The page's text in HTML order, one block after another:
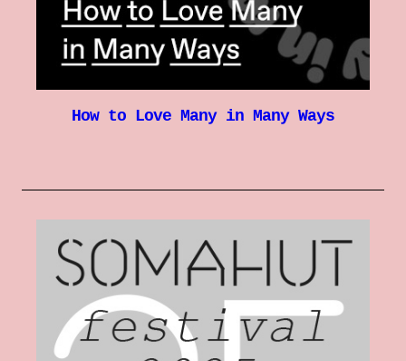
How to Love Many in Many Ways